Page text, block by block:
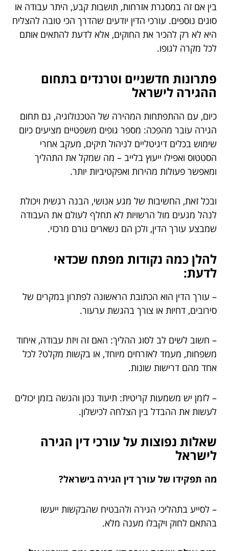
בין אם זה במסגרת אזרחות, תושבות קבע, היתר עבודה או
סוגים נוספים. עורכי הדין יודעים שהדרך הכי טובה להצליח
היא לא רק להכיר את החוקים, אלא לדעת להתאים אותם
לכל מקרה לגופו.
פתרונות חדשניים וטרנדים בתחום
ההגירה לישראל
כיום, עם ההתפתחות המהירה של הטכנולוגיה, גם תחום
הגירה עובר מהפכה: מספר גופים משפטיים מציעים כיום
שימוש בכלים דיגיטליים לניהול תיקים, מעקב אחרי
הסטטוס ואפילו ייעוץ בלייב – מה שמקל את התהליך
ומאפשר פעולות מהירות ואפקטיביות יותר.
ובכל זאת, החשיבות של מגע אנושי, הבנה רגשית ויכולת
לנהל מגעים מול הרשויות לא תחלף לעולם את העבודה
שמבצע עורך הדין, ולכן הם נשארים גורם מרכזי.
להלן כמה נקודות מפתח שכדאי
לדעת:
– עורך הדין הוא הכתובת הראשונה לפתרון במקרים של
סירובים, דחיות או צורך בהגשת ערעור.
– חשוב לשים לב לסוג ההליך: האם זה ויזת עבודה, איחוד
משפחות, מעמד לאזרחים מיוחד, או בקשות מקלט? לכל
אחד מהם דרישות שונות.
– לזמן יש משמעות קריטית: תיעוד נכון והגשה בזמן יכולים
לעשות את ההבדל בין הצלחה לכישלון.
שאלות נפוצות על עורכי דין הגירה
לישראל
מה תפקידו של עורך דין הגירה בישראל?
– לסייע בתהליכי הגירה ולהבטיח שהבקשות ייעשו
בהתאם לחוק ויקבלו מענה מלא.